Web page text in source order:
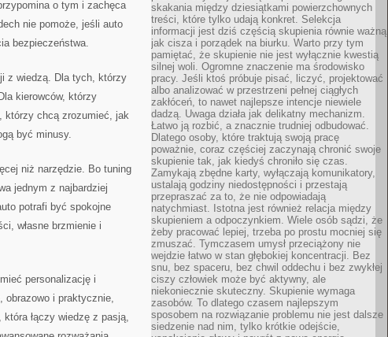
o tym i zachęca
nie pomoże, jeśli auto
bezpieczeństwa.
z wiedzą. Dla tych, którzy
kierowców, którzy
którzy chcą zrozumieć, jak
być minusy.
niż narzędzie. Bo tuning
jednym z najbardziej
potrafi być spokojne
własne brzmienie i
personalizację i
obrazowo i praktycznie,
łączy wiedzę z pasją,
skakania między dziesiątkami powierzchownych
treści, które tylko udają konkret. Selekcja
informacji jest dziś częścią skupienia równie ważną
jak cisza i porządek na biurku. Warto przy tym
pamiętać, że skupienie nie jest wyłącznie kwestią
silnej woli. Ogromne znaczenie ma środowisko
pracy. Jeśli ktoś próbuje pisać, liczyć, projektować
albo analizować w przestrzeni pełnej ciągłych
zakłóceń, to nawet najlepsze intencje niewiele
dadzą. Uwaga działa jak delikatny mechanizm.
Łatwo ją rozbić, a znacznie trudniej odbudować.
Dlatego osoby, które traktują swoją pracę
poważnie, coraz częściej zaczynają chronić swoje
skupienie tak, jak kiedyś chroniło się czas.
Zamykają zbędne karty, wyłączają komunikatory,
ustalają godziny niedostępności i przestają
przepraszać za to, że nie odpowiadają
natychmiast. Istotna jest również relacja między
skupieniem a odpoczynkiem. Wiele osób sądzi, że
żeby pracować lepiej, trzeba po prostu mocniej się
zmuszać. Tymczasem umysł przeciążony nie
wejdzie łatwo w stan głębokiej koncentracji. Bez
snu, bez spaceru, bez chwil oddechu i bez zwykłej
ciszy człowiek może być aktywny, ale
niekoniecznie skuteczny. Skupienie wymaga
zasobów. To dlatego czasem najlepszym
sposobem na rozwiązanie problemu nie jest dalsze
siedzenie nad nim, tylko krótkie odejście,